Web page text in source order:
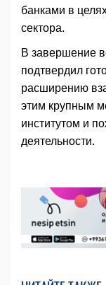
банками в
сектора.
В завершение
подтвердил
расширению
этим крупным
институтом и
деятельности.